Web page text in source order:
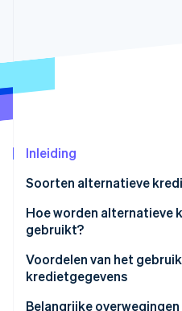
Online identiteitsverificatie
Stripe
Nu bekijken
Inleiding
Soorten alternatieve
Hoe worden alternatieve
gebruikt?
Kredietwaardigheid
Kredietproducten en -
Voordelen van het
kredietgegevens
Belangrijke